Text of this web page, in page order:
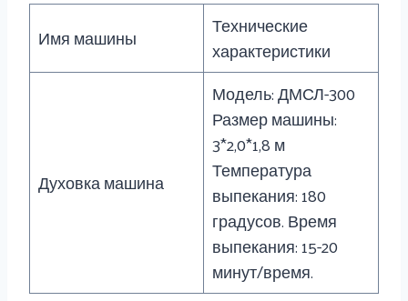
Имя машины
Технические
характеристики
Духовка машина
Модель: ДМСЛ-300
Размер машины:
3*2,0*1,8 м
Температура
выпекания: 180
градусов. Время
выпекания: 15-20
минут/время.